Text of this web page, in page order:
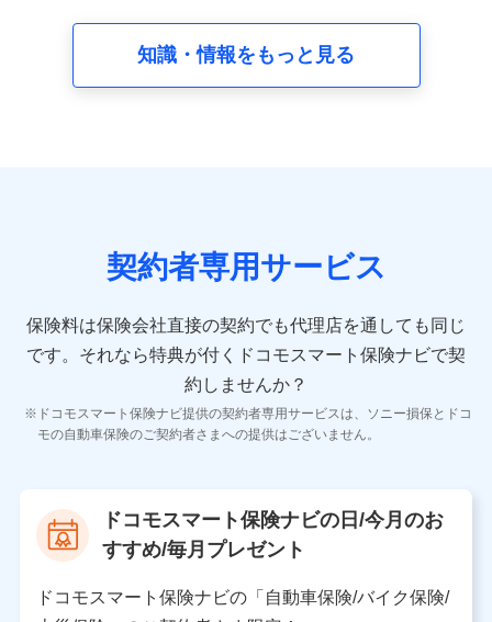
の内容、保険料、保険料のお支払方法、車のメーカーや
走行距離などの情報、建物の構造や築年数などの情報、
険契約に関する情報。例として、保険契約者及び被保険
者の氏名、住所、生年月日、性別、保険契約者と被保険
報、建物の構造や築年数などの情報、ペットの種類や年
齢などの情報などが含まれます。
【共同して利用する者の範囲】
当社
当社又は株式会社NTTドコモが提供する保険関連サービ
スにおけるユーザ登録受付および管理のため
を受けている保険会社・提携会社の保険その他に関する
情報を提供するため、また維持管理等の委託業務遂行の
知識・情報をもっと見る
契約者専用サービス
保険料は保険会社直接の契約でも代理店を通しても同じ
です。 それなら特典が付くドコモスマート保険ナビで契
約しませんか？
ドコモスマート保険ナビ提供の契約者専用サービスは、ソニー損保とドコ
モの自動車保険のご契約者さまへの提供はございません。
ドコモスマート保険ナビの日/今月のお
すすめ/毎月プレゼント
ドコモスマート保険ナビの「自動車保険/バイク保険/